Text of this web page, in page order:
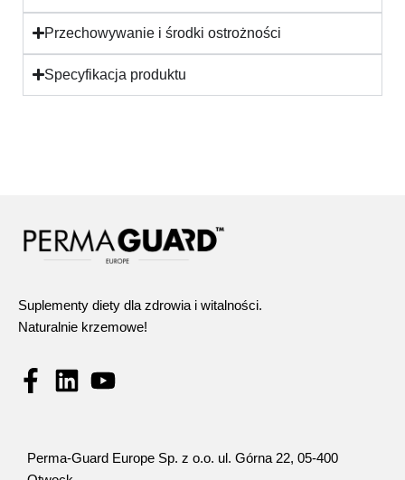
Przechowywanie i środki ostrożności
Specyfikacja produktu
Suplementy diety dla zdrowia i witalności.
Naturalnie krzemowe!
Perma-Guard Europe Sp. z o.o. ul. Górna 22, 05-400